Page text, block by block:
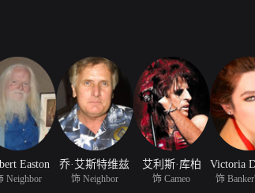
Easton
Neighbor
乔·艾斯特维兹
饰 Neighbor
艾利斯·库柏
饰 Cameo 饰